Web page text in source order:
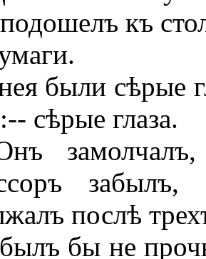
къ
были сѣрые
сѣрые глаза.
послѣ
бы не